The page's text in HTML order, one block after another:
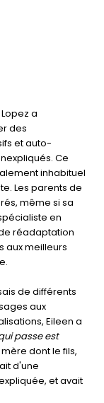
a
des
et auto-
Ce
inhabituel
Les parents de
même si sa
en
réadaptation
aux meilleurs
de différents
aux
Eileen a
passe est
dont le fils,
d'une
et avait